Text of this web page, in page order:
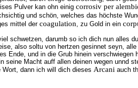
Pulver kan ohn einig corrosiv per
und schön, welches das höchste
mittel der coagulation, zu Gold in ein
schwetzen, darumb so ich dich nun alles
also soltu von hertzen gesinnet seyn,
Ende, und in die Grub hinein verschwiegen
seine Macht auff allen deinen wegen unnd
dann ich will dich dieses Arcani auch